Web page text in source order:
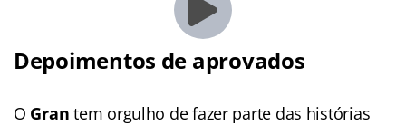
Depoimentos de aprovados
O Gran tem orgulho de fazer parte das histórias